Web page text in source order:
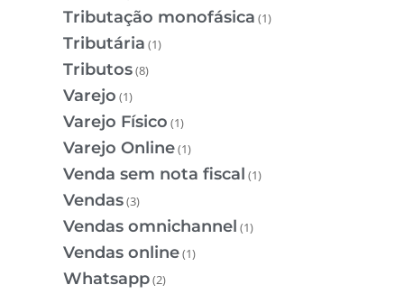
Tributação monofásica (1)
Tributária (1)
Tributos(8)
Varejo (1)
Varejo Físico (1)
Varejo Online(1)
Venda sem nota fiscal (1)
Vendas(3)
Vendas omnichannel (1)
Vendas online(1)
Whatsapp(2)